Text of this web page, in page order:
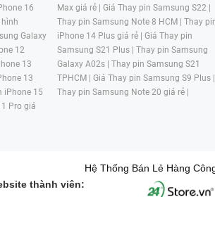
16
Galaxy
12
13
13
iPhone 15
Pro giá
Max giá rẻ | Giá Thay pin Samsung S22 |
Thay pin Samsung Note 8 HCM | Thay
iPhone 14 Plus giá rẻ | Giá Thay pin
Samsung S21 Plus | Thay pin Samsung
Galaxy A02s | Thay pin Samsung S21
TPHCM | Giá Thay pin Samsung S9 Plus |
Thay pin Samsung Note 20 giá rẻ |
thành viên:
Hệ Thống Bán Lẻ Hàng